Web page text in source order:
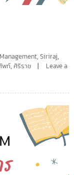
, Siriraj,
พท์, ศิริราช
Leave a